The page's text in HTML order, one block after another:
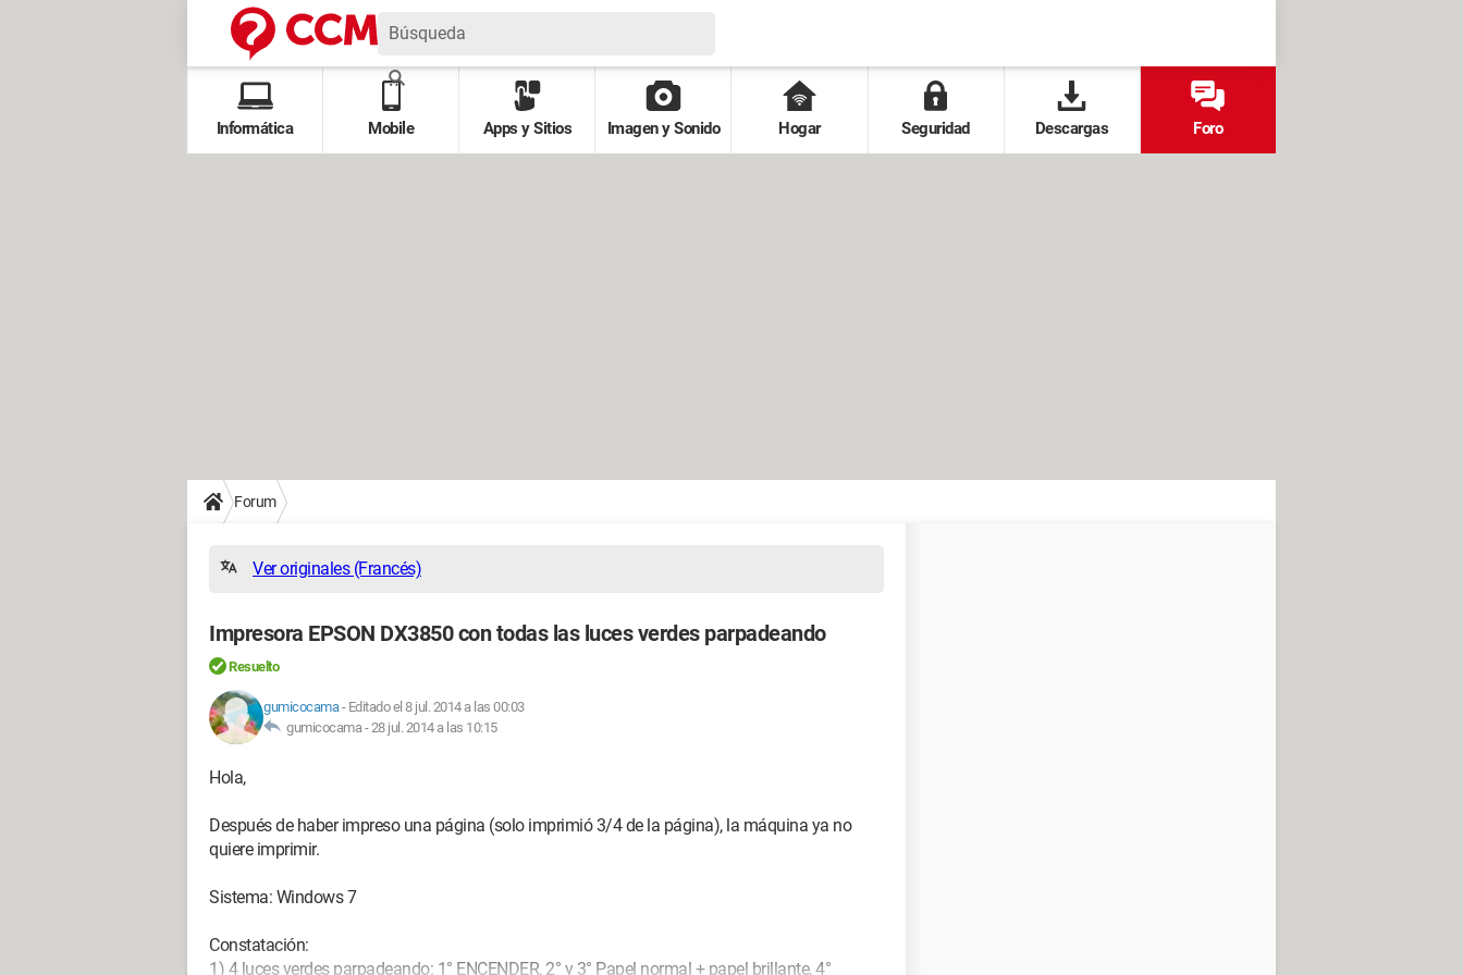
Informática Mobile Apps y Sitios Imagen y Sonido Hogar Seguridad Descargas Foro
Forum
Ver originales (Francés)
Impresora EPSON DX3850 con todas las luces verdes parpadeando
Resuelto
gumicocama- Editado el 8 jul. 2014 a las 00:03
gumicocama -28 jul. 2014 a las 10:15
Hola,
Después de haber impreso una página (solo imprimió 3/4 de la página), la máquina ya no
quiere imprimir.
Sistema: Windows 7
Constatación:
1) 4 luces verdes parpadeando: 1° ENCENDER, 2° y 3° Papel normal + papel brillante, 4°